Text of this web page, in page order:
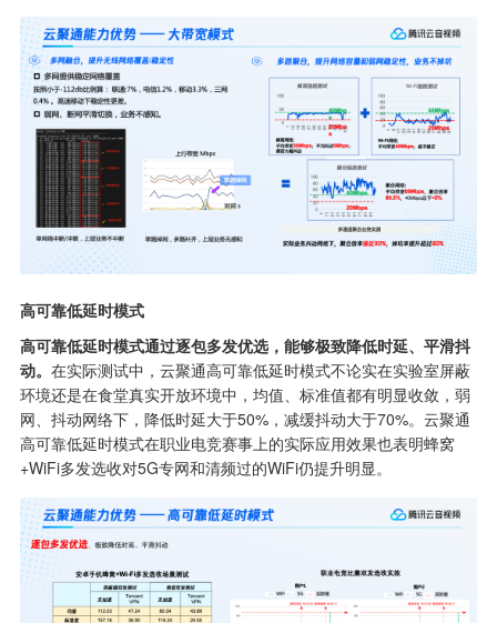
高可靠低延时模式
高可靠低延时模式通过逐包多发优选，能够极致降低时延、平滑抖
动。 在实际测试中，云聚通高可靠低延时模式不论实在实验室屏蔽
环境还是在食堂真实开放环境中，均值、标准值都有明显收敛，弱
网、抖动网络下，降低时延大于50%，减缓抖动大于70%。云聚通
高可靠低延时模式在职业电竞赛事上的实际应用效果也表明蜂窝
+WiFi多发选收对5G专网和清频过的WiFi仍提升明显。